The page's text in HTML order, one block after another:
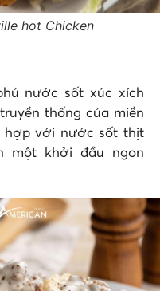
hot Chicken
nước sốt xúc xích
thống của miền
hợp với nước sốt thịt
một khởi đầu ngon